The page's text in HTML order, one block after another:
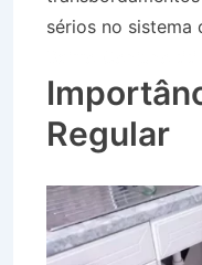
sérios no sistema
Regular